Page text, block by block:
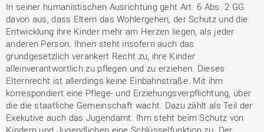
In seiner humanistischen Ausrichtung geht Art. 6 Abs. 2 GG
davon aus, dass Eltern das Wohlergehen, der Schutz und die
Entwicklung ihre Kinder mehr am Herzen liegen, als jeder
anderen Person. Ihnen steht insofern auch das
grundgesetzlich verankert Recht zu, ihre Kinder
alleinverantwortlich zu pflegen und zu erziehen. Dieses
Elternrecht ist allerdings keine Einbahnstraße. Mit ihm
korrespondiert eine Pflege- und Erziehungsverpflichtung, über
die die staatliche Gemeinschaft wacht. Dazu zählt als Teil der
Exekutive auch das Jugendamt. Ihm steht beim Schutz von
Kindern und Jugendlichen eine Schlüsselfunktion zu. Der